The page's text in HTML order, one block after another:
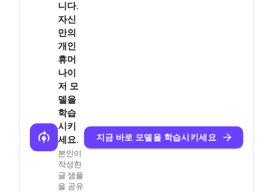
니다.
자신
만의
개인
휴머
나이
저 모
델을
학습
시키
세요.
본인이
작성한
글 샘플
을 공유
지금 바로 모델을 학습시키세요